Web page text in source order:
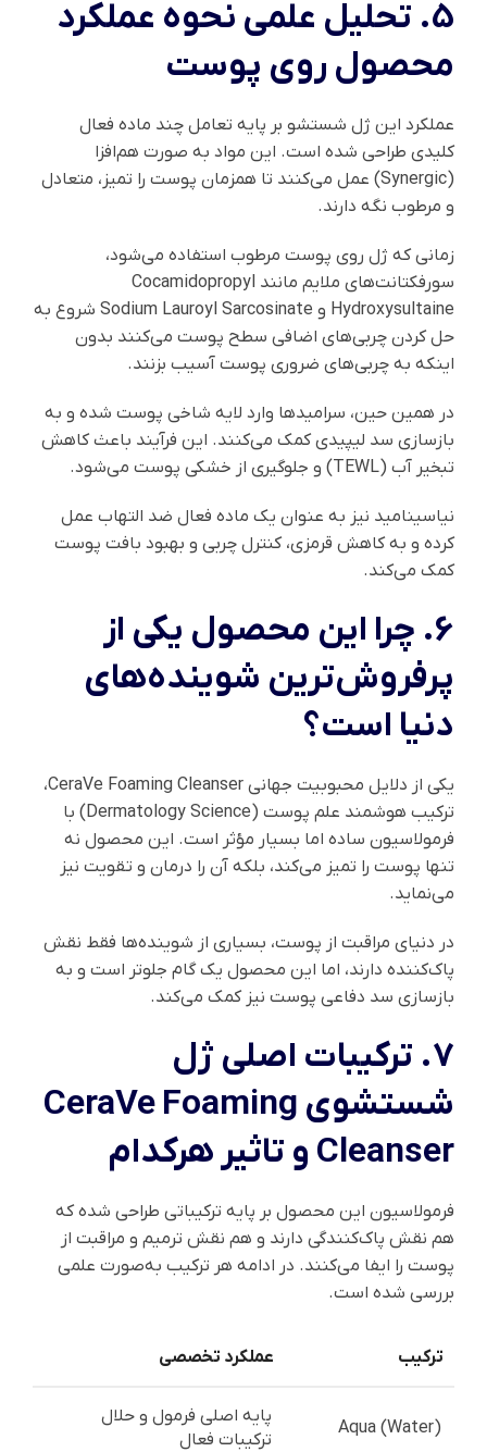
5. تحلیل علمی نحوه عملکرد
محصول روی پوست
عملکرد این ژل شستشو بر پایه تعامل چند ماده فعال
کلیدی طراحی شده است. این مواد به صورت هم‌افزا
(Synergic) عمل می‌کنند تا همزمان پوست را تمیز، متعادل
و مرطوب نگه دارند.
زمانی که ژل روی پوست مرطوب استفاده می‌شود،
سورفکتانت‌های ملایم مانند Cocamidopropyl
Hydroxysultaine و Sodium Lauroyl Sarcosinate شروع به
حل کردن چربی‌های اضافی سطح پوست می‌کنند بدون
اینکه به چربی‌های ضروری پوست آسیب بزنند.
در همین حین، سرامیدها وارد لایه شاخی پوست شده و به
بازسازی سد لیپیدی کمک می‌کنند. این فرآیند باعث کاهش
تبخیر آب (TEWL) و جلوگیری از خشکی پوست می‌شود.
نیاسینامید نیز به عنوان یک ماده فعال ضد التهاب عمل
کرده و به کاهش قرمزی، کنترل چربی و بهبود بافت پوست
کمک می‌کند.
6. چرا این محصول یکی از
پرفروش‌ترین شوینده‌های
دنیا است؟
یکی از دلایل محبوبیت جهانی CeraVe Foaming Cleanser،
ترکیب هوشمند علم پوست (Dermatology Science) با
فرمولاسیون ساده اما بسیار مؤثر است. این محصول نه
تنها پوست را تمیز می‌کند، بلکه آن را درمان و تقویت نیز
می‌نماید.
در دنیای مراقبت از پوست، بسیاری از شوینده‌ها فقط نقش
پاک‌کننده دارند، اما این محصول یک گام جلوتر است و به
بازسازی سد دفاعی پوست نیز کمک می‌کند.
7. ترکیبات اصلی ژل
شستشوی CeraVe Foaming
Cleanser و تاثیر هرکدام
فرمولاسیون این محصول بر پایه ترکیباتی طراحی شده که
هم نقش پاک‌کنندگی دارند و هم نقش ترمیم و مراقبت از
پوست را ایفا می‌کنند. در ادامه هر ترکیب به‌صورت علمی
بررسی شده است.
ترکیب عملکرد تخصصی
Aqua (Water)
پایه اصلی فرمول و حلال
ترکیبات فعال